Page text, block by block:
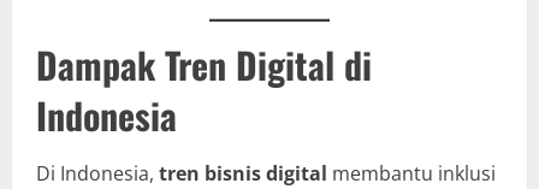
Dampak Tren Digital di
Indonesia
Di Indonesia, tren bisnis digital membantu inklusi